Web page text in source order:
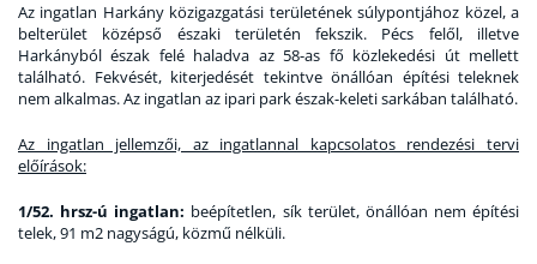
Az ingatlan Harkány közigazgatási területének súlypontjához közel, a
belterület középső északi területén fekszik. Pécs felől, illetve
Harkányból észak felé haladva az 58-as fő közlekedési út mellett
található. Fekvését, kiterjedését tekintve önállóan építési teleknek
nem alkalmas. Az ingatlan az ipari park észak-keleti sarkában található.
Az ingatlan jellemzői, az ingatlannal kapcsolatos rendezési tervi
előírások:
1/52. hrsz-ú ingatlan: beépítetlen, sík terület, önállóan nem építési
telek, 91 m2 nagyságú, közmű nélküli.